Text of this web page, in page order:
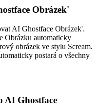
Obrázek'
AI Ghostface Obrázek'.
Obrázku automaticky
obrázek ve stylu Scream.
postará o všechny
AI Ghostface